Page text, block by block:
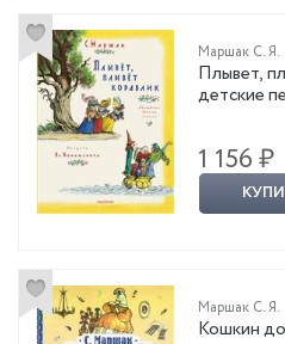
Маршак С. Я.
Плывет,
детские
1 156 ₽
Маршак С. Я.
Кошкин